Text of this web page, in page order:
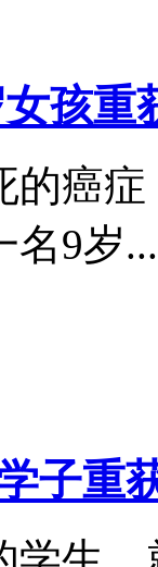
孩重
的癌
名9岁...
子重